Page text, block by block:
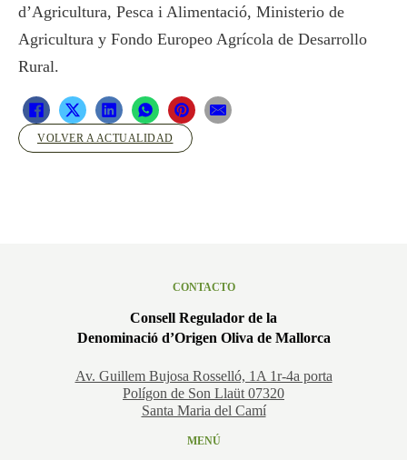
d’Agricultura, Pesca i Alimentació, Ministerio de
Agricultura y Fondo Europeo Agrícola de Desarrollo
Rural.
VOLVER A ACTUALIDAD
CONTACTO
Consell Regulador de la
Denominació d’Origen Oliva de Mallorca
Av. Guillem Bujosa Rosselló, 1A 1r-4a porta
Polígon de Son Llaüt 07320
Santa Maria del Camí
MENÚ